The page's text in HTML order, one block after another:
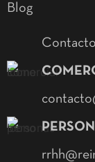
Blog
Contacto